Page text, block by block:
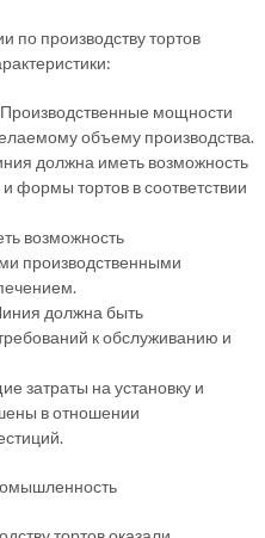
по производству тортов
мощности
объему производства.
должна иметь возможность
формы тортов в соответствии
возможность
производственными
должна быть
к обслуживанию и
затраты на установку и
в отношении